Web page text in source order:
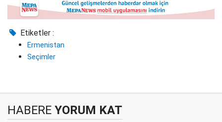
Etiketler :
Ermenistan
Seçimler
HABERE YORUM KAT